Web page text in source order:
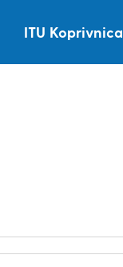
ITU Koprivnica